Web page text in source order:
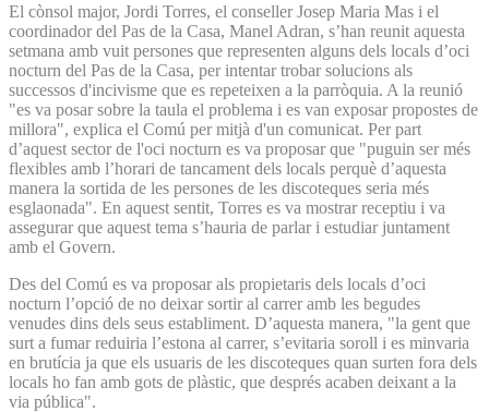
El cònsol major, Jordi Torres, el conseller Josep Maria Mas i el
coordinador del Pas de la Casa, Manel Adran, s’han reunit aquesta
setmana amb vuit persones que representen alguns dels locals d’oci
nocturn del Pas de la Casa, per intentar trobar solucions als
successos d'incivisme que es repeteixen a la parròquia. A la reunió
"es va posar sobre la taula el problema i es van exposar propostes de
millora", explica el Comú per mitjà d'un comunicat. Per part
d’aquest sector de l'oci nocturn es va proposar que "puguin ser més
flexibles amb l’horari de tancament dels locals perquè d’aquesta
manera la sortida de les persones de les discoteques seria més
esglaonada". En aquest sentit, Torres es va mostrar receptiu i va
assegurar que aquest tema s’hauria de parlar i estudiar juntament
amb el Govern.
Des del Comú es va proposar als propietaris dels locals d’oci
nocturn l’opció de no deixar sortir al carrer amb les begudes
venudes dins dels seus establiment. D’aquesta manera, "la gent que
surt a fumar reduiria l’estona al carrer, s’evitaria soroll i es minvaria
en brutícia ja que els usuaris de les discoteques quan surten fora dels
locals ho fan amb gots de plàstic, que després acaben deixant a la
via pública".